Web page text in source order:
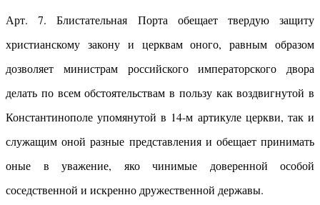
Арт. 7. Блистательная Порта обещает твердую защиту
христианскому закону и церквам оного, равным образом
дозволяет министрам российского императорского двора
делать по всем обстоятельствам в пользу как воздвигнутой в
Константинополе упомянутой в 14-м артикуле церкви, так и
служащим оной разные представления и обещает принимать
оные в уважение, яко чинимые доверенной особой
соседственной и искренно дружественной державы.